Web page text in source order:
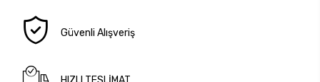
Güvenli Alışveriş